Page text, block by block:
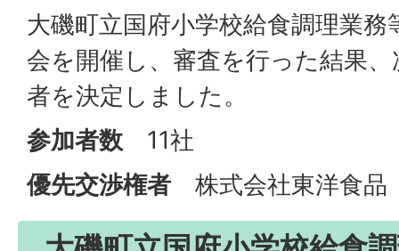
大磯町立国府小学校給食調理業務
会を開催し、審査を行った結果
者を決定しました。
参加者数 11社
優先交渉権者 株式会社東洋食品